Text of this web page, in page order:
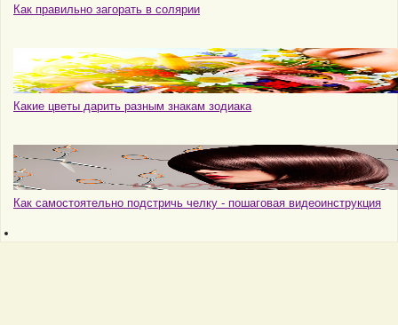
Как правильно загорать в солярии
Какие цветы дарить разным знакам зодиака
Как самостоятельно подстричь челку - пошаговая видеоинструкция